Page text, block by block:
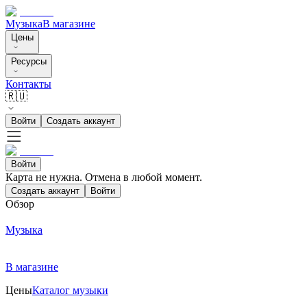
МузыкаВ магазине
Цены
Ресурсы
Контакты
🇷🇺
Войти Создать аккаунт
Войти
Карта не нужна. Отмена в любой момент.
Создать аккаунт Войти
Обзор
Музыка
В магазине
ЦеныКаталог музыки